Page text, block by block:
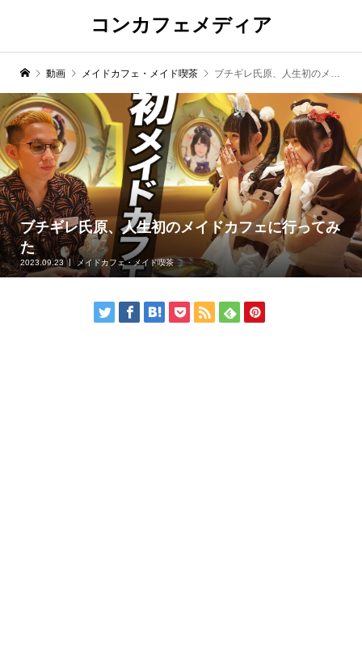
コンカフェメディア
動画 メイドカフェ・メイド喫茶 ブチギレ氏原、人生初のメイドカフェに行ってみた
ブチギレ氏原、人生初のメイドカフェに行ってみ
た
2023.09.23 メイドカフェ・メイド喫茶